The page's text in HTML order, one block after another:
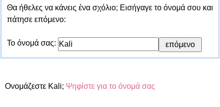
Θα ήθελες να κάνεις ένα σχόλιο; Εισήγαγε το όνομά σου και
πάτησε επόμενο:
Το όνομά σας:
Ονομάζεστε Kali; Ψηφίστε για το όνομά σας